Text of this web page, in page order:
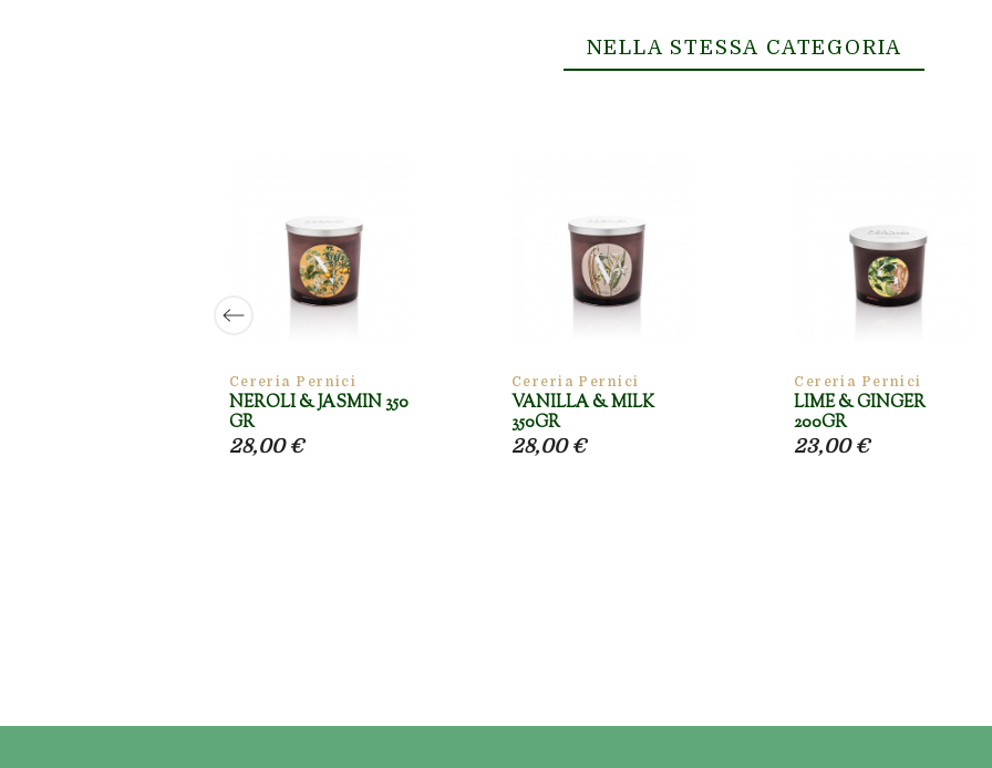
NELLA STESSA CATEGORIA
Cereria Pernici
NEROLI & JASMIN 350
GR
28,00 €
Cereria Pernici
VANILLA & MILK
350GR
28,00 €
Cereria Pernici
LIME & GINGER
200GR
23,00 €